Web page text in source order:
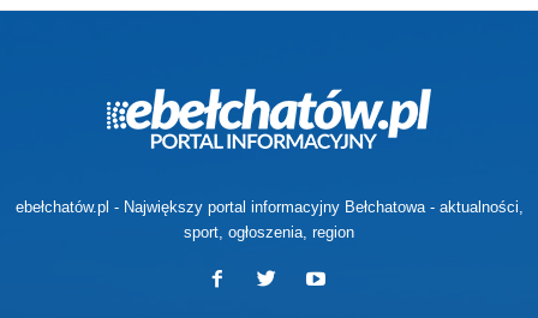
ebełchatów.pl - Największy portal informacyjny Bełchatowa - aktualności,
sport, ogłoszenia, region